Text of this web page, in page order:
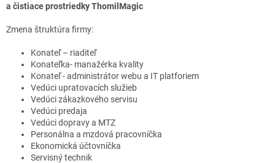
a čistiace prostriedky ThomilMagic
Zmena štruktúra firmy:
Konateľ – riaditeľ
Konateľka- manažérka kvality
Konateľ - administrátor webu a IT platforiem
Vedúci upratovacích služieb
Vedúci zákazkového servisu
Vedúci predaja
Vedúci dopravy a MTZ
Personálna a mzdová pracovníčka
Ekonomická účtovníčka
Servisný technik